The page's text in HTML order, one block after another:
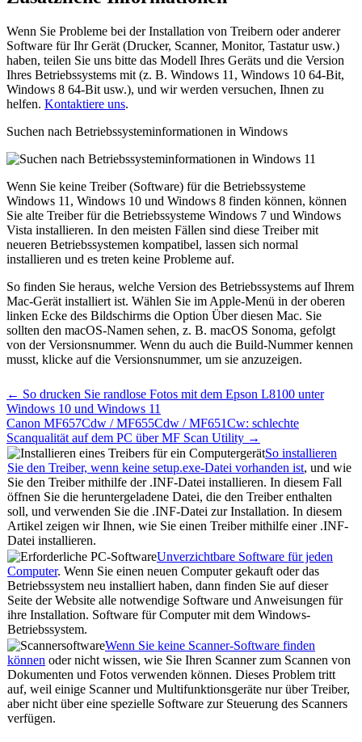
Wenn Sie Probleme bei der Installation von Treibern oder anderer
Software für Ihr Gerät (Drucker, Scanner, Monitor, Tastatur usw.)
haben, teilen Sie uns bitte das Modell Ihres Geräts und die Version
Ihres Betriebssystems mit (z. B. Windows 11, Windows 10 64-Bit,
Windows 8 64-Bit usw.), und wir werden versuchen, Ihnen zu
helfen. Kontaktiere uns.
Suchen nach Betriebssysteminformationen in Windows
Wenn Sie keine Treiber (Software) für die Betriebssysteme
Windows 11, Windows 10 und Windows 8 finden können, können
Sie alte Treiber für die Betriebssysteme Windows 7 und Windows
Vista installieren. In den meisten Fällen sind diese Treiber mit
neueren Betriebssystemen kompatibel, lassen sich normal
installieren und es treten keine Probleme auf.
So finden Sie heraus, welche Version des Betriebssystems auf Ihrem
Mac-Gerät installiert ist. Wählen Sie im Apple-Menü in der oberen
linken Ecke des Bildschirms die Option Über diesen Mac. Sie
sollten den macOS-Namen sehen, z. B. macOS Sonoma, gefolgt
von der Versionsnummer. Wenn du auch die Build-Nummer kennen
musst, klicke auf die Versionsnummer, um sie anzuzeigen.
Post
navigation
← So drucken Sie randlose Fotos mit dem Epson L8100 unter
Windows 10 und Windows 11
Canon MF657Cdw / MF655Cdw / MF651Cw: schlechte
Scanqualität auf dem PC über MF Scan Utility →
So installieren
Sie den Treiber, wenn keine setup.exe-Datei vorhanden ist, und wie
Sie den Treiber mithilfe der .INF-Datei installieren. In diesem Fall
öffnen Sie die heruntergeladene Datei, die den Treiber enthalten
soll, und verwenden Sie die .INF-Datei zur Installation. In diesem
Artikel zeigen wir Ihnen, wie Sie einen Treiber mithilfe einer .INF-
Datei installieren.
Unverzichtbare Software für jeden
Computer. Wenn Sie einen neuen Computer gekauft oder das
Betriebssystem neu installiert haben, dann finden Sie auf dieser
Seite der Website alle notwendige Software und Anweisungen für
ihre Installation. Software für Computer mit dem Windows-
Betriebssystem.
Wenn Sie keine Scanner-Software finden
können oder nicht wissen, wie Sie Ihren Scanner zum Scannen von
Dokumenten und Fotos verwenden können. Dieses Problem tritt
auf, weil einige Scanner und Multifunktionsgeräte nur über Treiber,
aber nicht über eine spezielle Software zur Steuerung des Scanners
verfügen.